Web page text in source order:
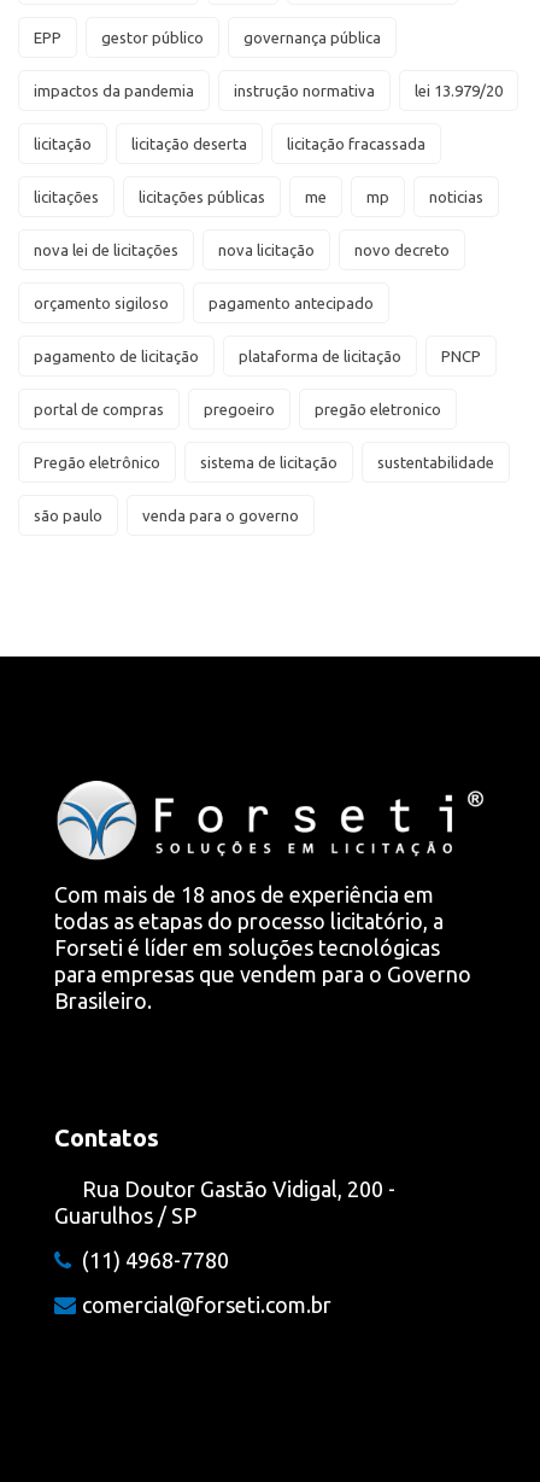
EPP gestor público governança pública
impactos da pandemia instrução normativa lei 13.979/20
licitação licitação deserta licitação fracassada
licitações licitações públicas me mp noticias
nova lei de licitações nova licitação novo decreto
orçamento sigiloso pagamento antecipado
pagamento de licitação plataforma de licitação PNCP
portal de compras pregoeiro pregão eletronico
Pregão eletrônico sistema de licitação sustentabilidade
são paulo venda para o governo
Com mais de 18 anos de experiência em
todas as etapas do processo licitatório, a
Forseti é líder em soluções tecnológicas
para empresas que vendem para o Governo
Brasileiro.
Contatos
Rua Doutor Gastão Vidigal, 200 -
Guarulhos / SP
(11) 4968-7780
comercial@forseti.com.br